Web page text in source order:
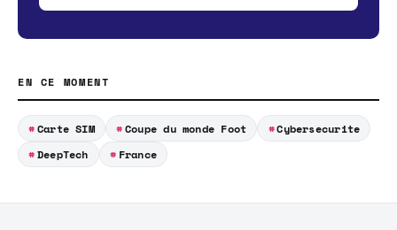
EN CE MOMENT
Carte SIM Coupe du monde Foot
Cybersecurite
DeepTech
France